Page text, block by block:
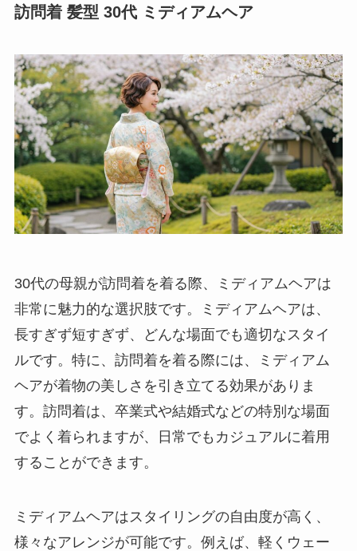
訪問着 髪型 30代 ミディアムヘア
30代の母親が訪問着を着る際、ミディアムヘアは
非常に魅力的な選択肢です。ミディアムヘアは、
長すぎず短すぎず、どんな場面でも適切なスタイ
ルです。特に、訪問着を着る際には、ミディアム
ヘアが着物の美しさを引き立てる効果がありま
す。訪問着は、卒業式や結婚式などの特別な場面
でよく着られますが、日常でもカジュアルに着用
することができます。
ミディアムヘアはスタイリングの自由度が高く、
様々なアレンジが可能です。例えば、軽くウェー